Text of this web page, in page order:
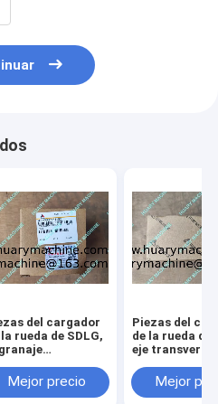
del cargador
la rueda de SDLG,
Mejor precio
Piezas del
de la rueda de
eje transversal
Mejor